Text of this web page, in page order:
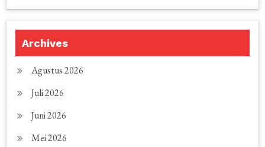
Archives
Agustus 2026
Juli 2026
Juni 2026
Mei 2026